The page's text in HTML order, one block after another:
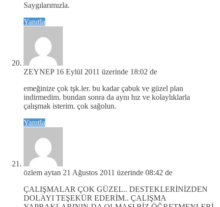
Saygılarımızla.
Yanıtla
ZEYNEP 16 Eylül 2011 üzerinde 18:02 de
emeğinize çok tşk.ler. bu kadar çabuk ve güzel plan
indirmedim. bundan sonra da aynı hız ve kolaylıklarla
çalışmak isterim. çok sağolun.
Yanıtla
özlem aytan 21 Ağustos 2011 üzerinde 08:42 de
ÇALIŞMALAR ÇOK GÜZEL.. DESTEKLERİNİZDEN
DOLAYI TEŞEKÜR EDERİM.. ÇALIŞMA